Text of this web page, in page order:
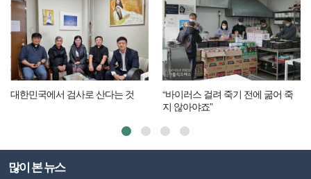
대한민국에서 검사로 산다는 것
“바이러스 걸려 죽기 전에 굶어 죽
지 않아야죠”
많이 본 뉴스